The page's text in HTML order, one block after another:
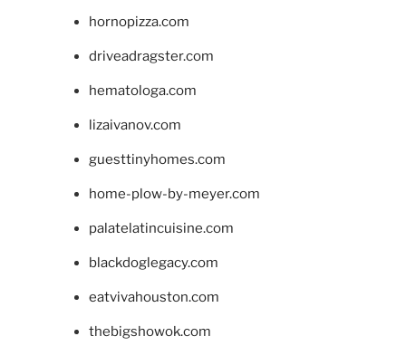
hornopizza.com
driveadragster.com
hematologa.com
lizaivanov.com
guesttinyhomes.com
home-plow-by-meyer.com
palatelatincuisine.com
blackdoglegacy.com
eatvivahouston.com
thebigshowok.com